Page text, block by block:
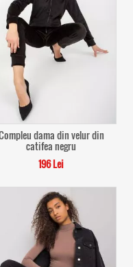
dama din velur din
catifea negru
196 Lei